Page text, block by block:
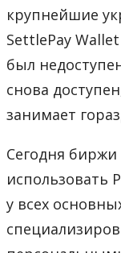
крупнейшие
SettlePay
был
снова
занимает
Сегодня
использовать
у всех